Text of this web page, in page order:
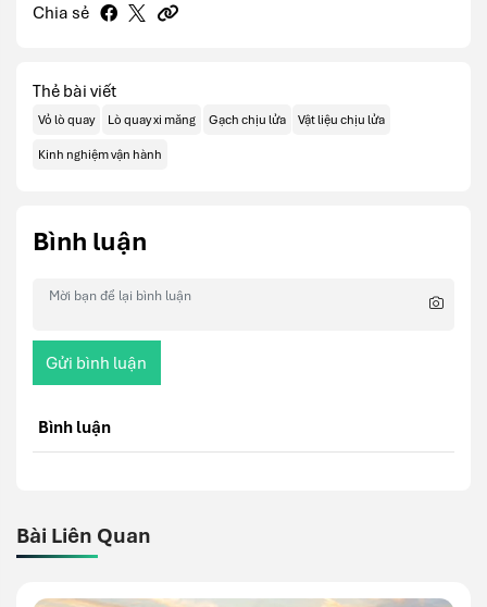
Chia sẻ
Thẻ bài viết
Vỏ lò quay Lò quay xi măng Gạch chịu lửa Vật liệu chịu lửa
Kinh nghiệm vận hành
Bình luận
Gửi bình luận
Bình luận
Bài Liên Quan